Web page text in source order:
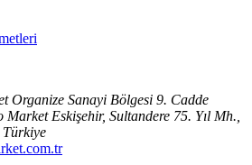
Organize Sanayi Bölgesi 9. Cadde
Eskişehir, Sultandere 75. Yıl Mh.,
Türkiye